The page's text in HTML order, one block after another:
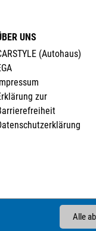
Alle
UNS
(Autohaus)
zur